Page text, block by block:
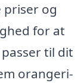
priser og
for at
til dit
orangeri-